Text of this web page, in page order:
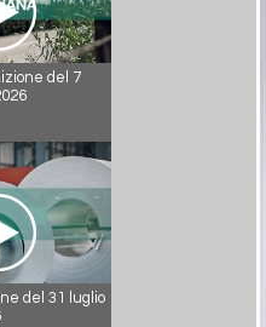
del 7
del 31 luglio